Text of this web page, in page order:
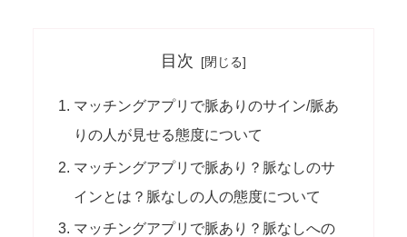
目次
マッチングアプリで脈ありのサイン/脈あ
りの人が見せる態度について
マッチングアプリで脈あり？脈なしのサ
インとは？脈なしの人の態度について
マッチングアプリで脈あり？脈なしへの